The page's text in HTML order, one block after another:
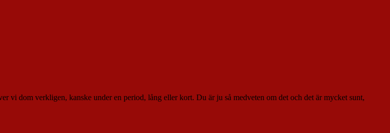
vi dom verkligen, kanske under en period, lång eller kort. Du är ju så medveten om det och det är mycket sunt,